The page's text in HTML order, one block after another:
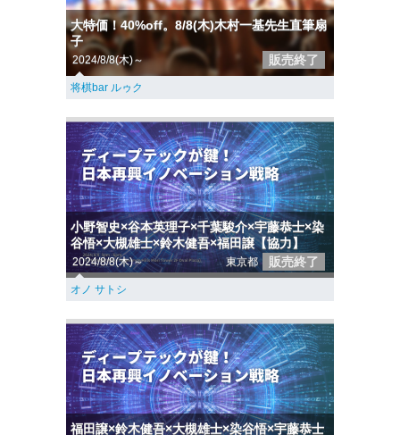
大特価！40%off。8/8(木)木村一基先生直筆扇
子
2024/8/8(木)～ 販売終了
将棋bar ルゥク
小野智史×谷本英理子×千葉駿介×宇藤恭士×染
谷悟×大槻雄士×鈴木健吾×福田譲【協力】
2024/8/8(木)～ 東京都 販売終了
オノ サトシ
福田譲×鈴木健吾×大槻雄士×染谷悟×宇藤恭士